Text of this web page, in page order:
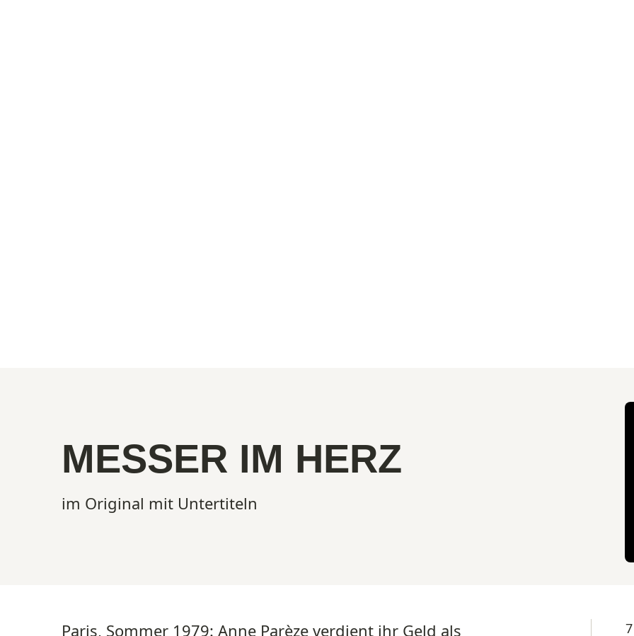
MESSER IM HERZ
im Original mit Untertiteln
Paris, Sommer 1979: Anne Parèze verdient ihr Geld als